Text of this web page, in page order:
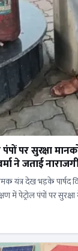
पर सुरक्षा
ने जताई
यंत्र देख भड़के पार्षद
में पेट्रोल पंपों पर